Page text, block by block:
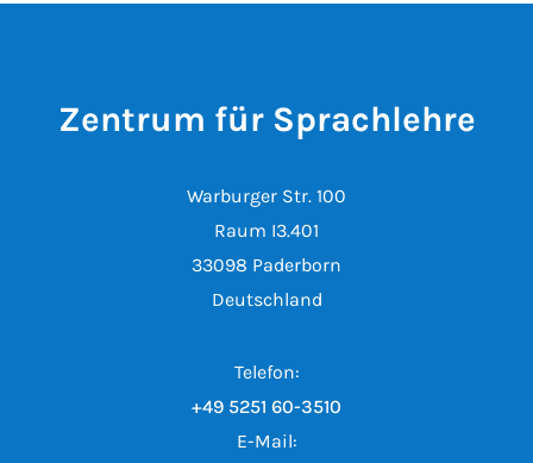
Zentrum für Sprachlehre
Warburger Str. 100
Raum I3.401
33098 Paderborn
Deutschland
Telefon:
+49 5251 60-3510
E-Mail: